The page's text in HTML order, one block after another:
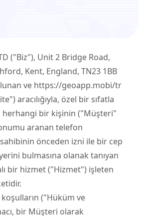
("Biz"), Unit 2 Bridge Road,
Kent, England, TN23 1BB
ve https://geoapp.mobi/tr
aracılığıyla, özel bir sıfatla
herhangi bir kişinin ("Müşteri"
aranan telefon
sahibinin önceden izni ile bir cep
bulmasına olanak tanıyan
bir hizmet ("Hizmet") işleten
("Hüküm ve
bir Müşteri olarak